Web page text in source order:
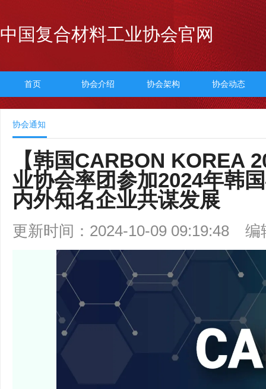
中国复合材料工业协会官网
首页 协会介绍 协会架构 协会动态
协会通知
【韩国CARBON KOREA
业协会率团参加2024年韩
内外知名企业共谋发展
更新时间：2024-10-09 09:19:48 编